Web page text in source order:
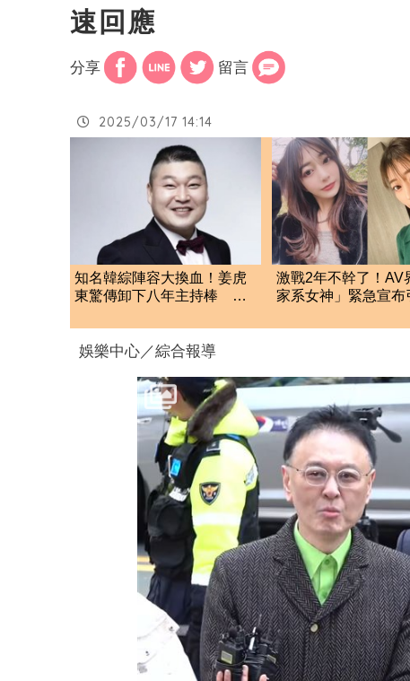
速回應
分享 留言
2025/03/17 14:14
知名韓綜陣容大換血！姜虎
東驚傳卸下八年主持棒 背
激戰2年不幹了！AV
家系女神」緊急宣
娛樂中心／綜合報導